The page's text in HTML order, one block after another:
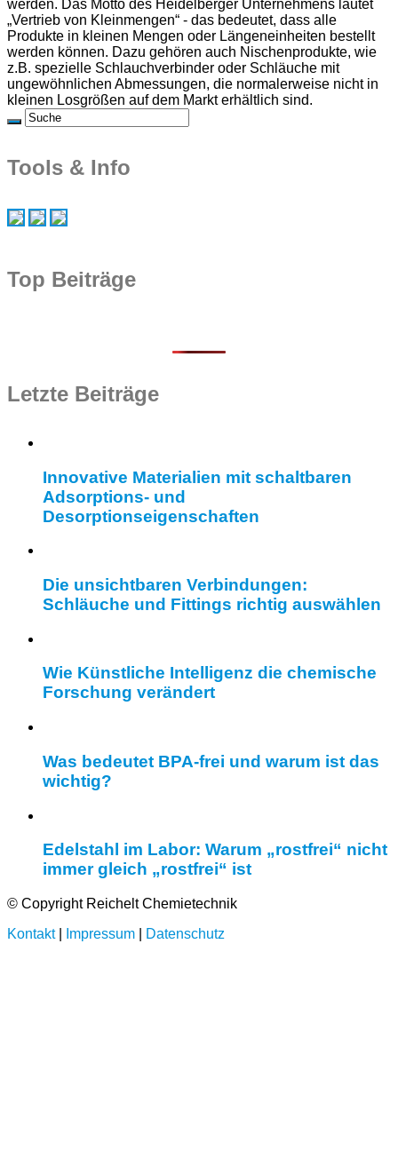
werden. Das Motto des Heidelberger Unternehmens lautet
„Vertrieb von Kleinmengen“ - das bedeutet, dass alle
Produkte in kleinen Mengen oder Längeneinheiten bestellt
werden können. Dazu gehören auch Nischenprodukte, wie
z.B. spezielle Schlauchverbinder oder Schläuche mit
ungewöhnlichen Abmessungen, die normalerweise nicht in
kleinen Losgrößen auf dem Markt erhältlich sind.
Tools & Info
Top Beiträge
Letzte Beiträge
Innovative Materialien mit schaltbaren
Adsorptions- und
Desorptionseigenschaften
Die unsichtbaren Verbindungen:
Schläuche und Fittings richtig auswählen
Wie Künstliche Intelligenz die chemische
Forschung verändert
Was bedeutet BPA-frei und warum ist das
wichtig?
Edelstahl im Labor: Warum „rostfrei“ nicht
immer gleich „rostfrei“ ist
© Copyright Reichelt Chemietechnik
Kontakt| Impressum Datenschutz